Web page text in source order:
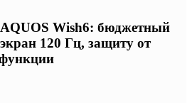
AQUOS Wish6: бюджетный
120 Гц, защиту от